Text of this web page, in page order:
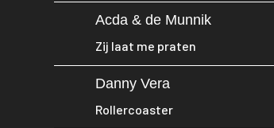
Acda & de Munnik
Zij laat me praten
Danny Vera
Rollercoaster